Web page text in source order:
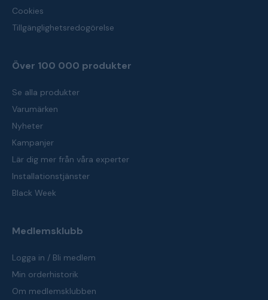
Cookies
Tillgänglighetsredogörelse
Över 100 000 produkter
Se alla produkter
Varumärken
Nyheter
Kampanjer
Lär dig mer från våra experter
Installationstjänster
Black Week
Medlemsklubb
Logga in / Bli medlem
Min orderhistorik
Om medlemsklubben